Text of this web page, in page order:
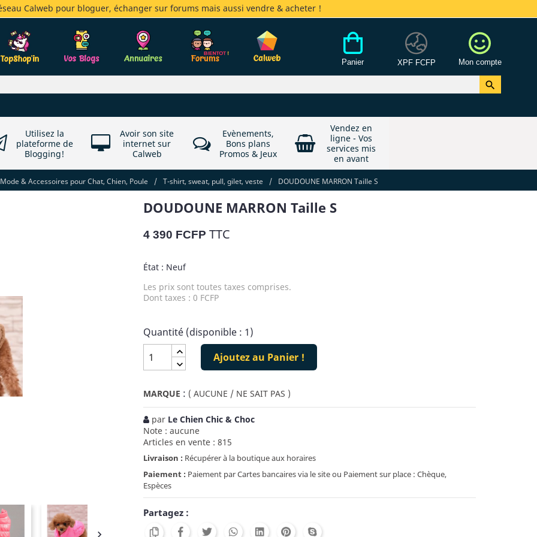
Calweb pour bloguer, échanger sur forums mais aussi vendre & acheter !
Panier XPF FCFP Mon compte

Utilisez la
plateforme de
Blogging!
Avoir son site
internet sur
Calweb
Evènements,
Bons plans
Promos & Jeux
Vendez en
ligne - Vos
services mis
en avant
Mode & Accessoires pour Chat, Chien, Poule / T-shirt, sweat, pull, gilet, veste / DOUDOUNE MARRON Taille S

DOUDOUNE MARRON Taille S
4 390 FCFP TTC
État : Neuf
Les prix sont toutes taxes comprises.
Dont taxes : 0 FCFP
Quantité (disponible : 1)
Ajoutez au Panier !
MARQUE : ( AUCUNE / NE SAIT PAS )
par Le Chien Chic & Choc
Note : aucune
Articles en vente : 815
Livraison : Récupérer à la boutique aux horaires
Paiement : Paiement par Cartes bancaires via le site ou Paiement sur place : Chèque,
Espèces
Partagez :